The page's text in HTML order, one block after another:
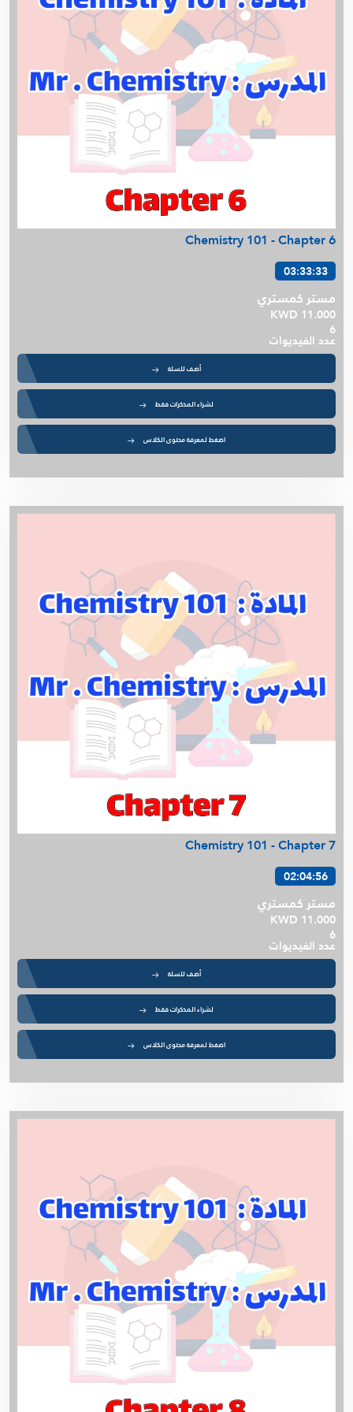
Chemistry 101 - Chapter 6
03:33:33
مستر كمستري
KWD 11.000
6
عدد الفيديوات
أضف للسلة
لشراء المذكرات فقط
اضغط لمعرفة محتوى الكلاس
Chemistry 101 - Chapter 7
02:04:56
مستر كمستري
KWD 11.000
6
عدد الفيديوات
أضف للسلة
لشراء المذكرات فقط
اضغط لمعرفة محتوى الكلاس